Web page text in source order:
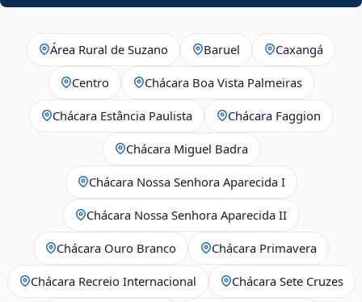
Área Rural de Suzano Baruel Caxangá
Centro Chácara Boa Vista Palmeiras
Chácara Estância Paulista Chácara Faggion
Chácara Miguel Badra
Chácara Nossa Senhora Aparecida I
Chácara Nossa Senhora Aparecida II
Chácara Ouro Branco Chácara Primavera
Chácara Recreio Internacional Chácara Sete Cruzes